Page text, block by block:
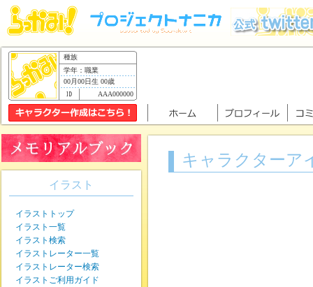
種族
学年：職業
00月00日生 00歳
AAA000000
キャラクターア
イラスト
イラストトップ
イラスト一覧
イラスト検索
イラストレーター一覧
イラストレーター検索
イラストご利用ガイド